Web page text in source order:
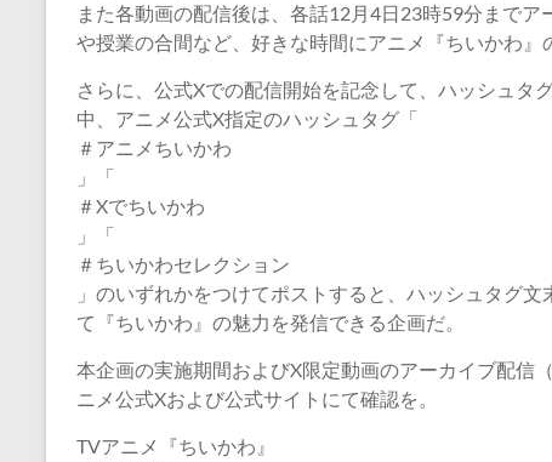
また各動画の配信後は、各話12月4日23時59分まで
や授業の合間など、好きな時間にアニメ『ちいかわ』
さらに、公式Xでの配信開始を記念して、ハッシュタ
中、アニメ公式X指定のハッシュタグ「
＃アニメちいかわ
」「
＃Xでちいかわ
」「
＃ちいかわセレクション
」のいずれかをつけてポストすると、ハッシュタグ
て『ちいかわ』の魅力を発信できる企画だ。
本企画の実施期間およびX限定動画のアーカイブ配信
ニメ公式Xおよび公式サイトにて確認を。
TVアニメ『ちいかわ』